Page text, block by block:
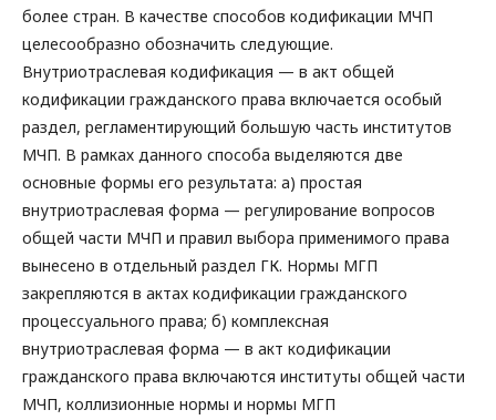
более стран. В качестве способов кодификации МЧП
целесообразно обозначить следующие.
Внутриотраслевая кодификация — в акт общей
кодификации гражданского права включается особый
раздел, регламентирующий большую часть институтов
МЧП. В рамках данного способа выделяются две
основные формы его результата: а) простая
внутриотраслевая форма — регулирование вопросов
общей части МЧП и правил выбора применимого права
вынесено в отдельный раздел ГК. Нормы МГП
закрепляются в актах кодификации гражданского
процессуального права; б) комплексная
внутриотраслевая форма — в акт кодификации
гражданского права включаются институты общей части
МЧП, коллизионные нормы и нормы МГП